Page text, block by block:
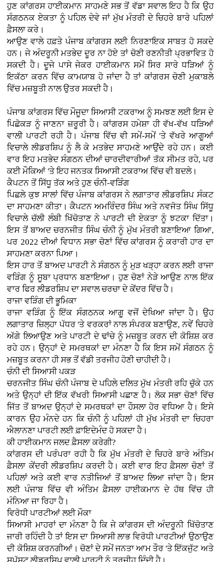
ਹੁਣ ਕਾਂਗਰਸ ਹਾਈਕਮਾਨ ਸਾਹਮਣੇ ਸਭ ਤੋਂ ਵੱਡਾ ਸਵਾਲ ਇਹ ਹੈ ਕਿ ਉਹ
ਸੰਗਠਨਕ ਏਕਤਾ ਨੂੰ ਪਹਿਲ ਦੇਵੇ ਜਾਂ ਮੁੱਖ ਮੰਤਰੀ ਦੇ ਚਿਹਰੇ ਬਾਰੇ ਪਹਿਲਾਂ
ਫ਼ੈਸਲਾ ਕਰੇ।
ਆਉਣ ਵਾਲੇ ਹਫ਼ਤੇ ਪੰਜਾਬ ਕਾਂਗਰਸ ਲਈ ਨਿਰਣਾਇਕ ਸਾਬਤ ਹੋ ਸਕਦੇ
ਹਨ। ਜੇ ਅੰਦਰੂਨੀ ਮਤਭੇਦ ਦੂਰ ਨਾ ਹੋਏ ਤਾਂ ਚੋਣੀ ਰਣਨੀਤੀ ਪ੍ਰਭਾਵਿਤ ਹੋ
ਸਕਦੀ ਹੈ। ਦੂਜੇ ਪਾਸੇ ਜੇਕਰ ਹਾਈਕਮਾਨ ਸਮੇਂ ਸਿਰ ਸਾਰੇ ਧੜਿਆਂ ਨੂੰ
ਇਕੱਠਾ ਕਰਨ ਵਿੱਚ ਕਾਮਯਾਬ ਹੋ ਜਾਂਦਾ ਹੈ ਤਾਂ ਕਾਂਗਰਸ ਚੋਣੀ ਮੁਕਾਬਲੇ
ਵਿੱਚ ਮਜ਼ਬੂਤੀ ਨਾਲ ਉਤਰ ਸਕਦੀ ਹੈ।
ਪੰਜਾਬ ਕਾਂਗਰਸ ਵਿੱਚ ਮੌਜੂਦਾ ਸਿਆਸੀ ਟਕਰਾਅ ਨੂੰ ਸਮਝਣ ਲਈ ਇਸ ਦੇ
ਪਿਛੋਕੜ ਨੂੰ ਜਾਣਨਾ ਜ਼ਰੂਰੀ ਹੈ। ਕਾਂਗਰਸ ਹਮੇਸ਼ਾ ਹੀ ਵੱਖ-ਵੱਖ ਧੜਿਆਂ
ਵਾਲੀ ਪਾਰਟੀ ਰਹੀ ਹੈ। ਪੰਜਾਬ ਵਿੱਚ ਵੀ ਸਮੇਂ-ਸਮੇਂ 'ਤੇ ਵੱਖਰੇ ਆਗੂਆਂ
ਵਿਚਾਲੇ ਲੀਡਰਸ਼ਿਪ ਨੂੰ ਲੈ ਕੇ ਮਤਭੇਦ ਸਾਹਮਣੇ ਆਉਂਦੇ ਰਹੇ ਹਨ। ਕਈ
ਵਾਰ ਇਹ ਮਤਭੇਦ ਸੰਗਠਨ ਦੀਆਂ ਚਾਰਦੀਵਾਰੀਆਂ ਤੱਕ ਸੀਮਤ ਰਹੇ, ਪਰ
ਕਈ ਮੌਕਿਆਂ 'ਤੇ ਇਹ ਜਨਤਕ ਸਿਆਸੀ ਟਕਰਾਅ ਵਿੱਚ ਵੀ ਬਦਲੇ।
ਕੈਪਟਨ ਤੋਂ ਸਿੱਧੂ ਤੱਕ ਅਤੇ ਹੁਣ ਚੰਨੀ-ਵੜਿੰਗ
ਪਿਛਲੇ ਕੁਝ ਸਾਲਾਂ ਵਿੱਚ ਪੰਜਾਬ ਕਾਂਗਰਸ ਨੇ ਲਗਾਤਾਰ ਲੀਡਰਸ਼ਿਪ ਸੰਕਟ
ਦਾ ਸਾਹਮਣਾ ਕੀਤਾ। ਕੈਪਟਨ ਅਮਰਿੰਦਰ ਸਿੰਘ ਅਤੇ ਨਵਜੋਤ ਸਿੰਘ ਸਿੱਧੂ
ਵਿਚਾਲੇ ਚੱਲੀ ਲੰਬੀ ਖਿੱਚੋਤਾਣ ਨੇ ਪਾਰਟੀ ਦੀ ਏਕਤਾ ਨੂੰ ਝਟਕਾ ਦਿੱਤਾ।
ਇਸ ਤੋਂ ਬਾਅਦ ਚਰਨਜੀਤ ਸਿੰਘ ਚੰਨੀ ਨੂੰ ਮੁੱਖ ਮੰਤਰੀ ਬਣਾਇਆ ਗਿਆ,
ਪਰ 2022 ਦੀਆਂ ਵਿਧਾਨ ਸਭਾ ਚੋਣਾਂ ਵਿੱਚ ਕਾਂਗਰਸ ਨੂੰ ਕਰਾਰੀ ਹਾਰ ਦਾ
ਸਾਹਮਣਾ ਕਰਨਾ ਪਿਆ।
ਇਸ ਹਾਰ ਤੋਂ ਬਾਅਦ ਪਾਰਟੀ ਨੇ ਸੰਗਠਨ ਨੂੰ ਮੁੜ ਖੜ੍ਹਾ ਕਰਨ ਲਈ ਰਾਜਾ
ਵੜਿੰਗ ਨੂੰ ਸੂਬਾ ਪ੍ਰਧਾਨ ਬਣਾਇਆ। ਹੁਣ ਚੋਣਾਂ ਨੇੜੇ ਆਉਣ ਨਾਲ ਇੱਕ
ਵਾਰ ਫਿਰ ਲੀਡਰਸ਼ਿਪ ਦਾ ਸਵਾਲ ਚਰਚਾ ਦੇ ਕੇਂਦਰ ਵਿੱਚ ਹੈ।
ਰਾਜਾ ਵੜਿੰਗ ਦੀ ਭੂਮਿਕਾ
ਰਾਜਾ ਵੜਿੰਗ ਨੂੰ ਇੱਕ ਸੰਗਠਨਕ ਆਗੂ ਵਜੋਂ ਦੇਖਿਆ ਜਾਂਦਾ ਹੈ। ਉਹ
ਲਗਾਤਾਰ ਜ਼ਿਲ੍ਹਾ ਪੱਧਰ 'ਤੇ ਵਰਕਰਾਂ ਨਾਲ ਸੰਪਰਕ ਬਣਾਉਣ, ਨਵੇਂ ਚਿਹਰੇ
ਅੱਗੇ ਲਿਆਉਣ ਅਤੇ ਪਾਰਟੀ ਦੇ ਢਾਂਚੇ ਨੂੰ ਮਜ਼ਬੂਤ ਕਰਨ ਦੀ ਕੋਸ਼ਿਸ਼ ਕਰ
ਰਹੇ ਹਨ। ਉਨ੍ਹਾਂ ਦੇ ਸਮਰਥਕਾਂ ਦਾ ਮੰਨਣਾ ਹੈ ਕਿ ਇਸ ਸਮੇਂ ਸੰਗਠਨ ਨੂੰ
ਮਜ਼ਬੂਤ ਕਰਨਾ ਹੀ ਸਭ ਤੋਂ ਵੱਡੀ ਤਰਜੀਹ ਹੋਣੀ ਚਾਹੀਦੀ ਹੈ।
ਚੰਨੀ ਦੀ ਸਿਆਸੀ ਪਕੜ
ਚਰਨਜੀਤ ਸਿੰਘ ਚੰਨੀ ਪੰਜਾਬ ਦੇ ਪਹਿਲੇ ਦਲਿਤ ਮੁੱਖ ਮੰਤਰੀ ਰਹਿ ਚੁੱਕੇ ਹਨ
ਅਤੇ ਉਨ੍ਹਾਂ ਦੀ ਇੱਕ ਵੱਖਰੀ ਸਿਆਸੀ ਪਛਾਣ ਹੈ। ਲੋਕ ਸਭਾ ਚੋਣਾਂ ਵਿੱਚ
ਜਿੱਤ ਤੋਂ ਬਾਅਦ ਉਨ੍ਹਾਂ ਦੇ ਸਮਰਥਕਾਂ ਦਾ ਹੌਸਲਾ ਹੋਰ ਵਧਿਆ ਹੈ। ਇਸੇ
ਕਾਰਨ ਉਹ ਮੰਨਦੇ ਹਨ ਕਿ ਚੰਨੀ ਨੂੰ ਪਹਿਲਾਂ ਹੀ ਮੁੱਖ ਮੰਤਰੀ ਦਾ ਚਿਹਰਾ
ਐਲਾਨਣਾ ਪਾਰਟੀ ਲਈ ਫ਼ਾਇਦੇਮੰਦ ਹੋ ਸਕਦਾ ਹੈ।
ਕੀ ਹਾਈਕਮਾਨ ਜਲਦ ਫ਼ੈਸਲਾ ਕਰੇਗੀ?
ਕਾਂਗਰਸ ਦੀ ਪਰੰਪਰਾ ਰਹੀ ਹੈ ਕਿ ਮੁੱਖ ਮੰਤਰੀ ਦੇ ਚਿਹਰੇ ਬਾਰੇ ਅੰਤਿਮ
ਫ਼ੈਸਲਾ ਕੇਂਦਰੀ ਲੀਡਰਸ਼ਿਪ ਕਰਦੀ ਹੈ। ਕਈ ਵਾਰ ਇਹ ਫ਼ੈਸਲਾ ਚੋਣਾਂ ਤੋਂ
ਪਹਿਲਾਂ ਅਤੇ ਕਈ ਵਾਰ ਨਤੀਜਿਆਂ ਤੋਂ ਬਾਅਦ ਲਿਆ ਜਾਂਦਾ ਹੈ। ਇਸ
ਲਈ ਪੰਜਾਬ ਵਿੱਚ ਵੀ ਅੰਤਿਮ ਫ਼ੈਸਲਾ ਹਾਈਕਮਾਨ ਦੇ ਹੱਥ ਵਿੱਚ ਹੀ
ਮੰਨਿਆ ਜਾ ਰਿਹਾ ਹੈ।
ਵਿਰੋਧੀ ਪਾਰਟੀਆਂ ਲਈ ਮੌਕਾ
ਸਿਆਸੀ ਮਾਹਰਾਂ ਦਾ ਮੰਨਣਾ ਹੈ ਕਿ ਜੇ ਕਾਂਗਰਸ ਦੀ ਅੰਦਰੂਨੀ ਖਿੱਚੋਤਾਣ
ਜਾਰੀ ਰਹਿੰਦੀ ਹੈ ਤਾਂ ਇਸ ਦਾ ਸਿਆਸੀ ਲਾਭ ਵਿਰੋਧੀ ਪਾਰਟੀਆਂ ਉਠਾਉਣ
ਦੀ ਕੋਸ਼ਿਸ਼ ਕਰਨਗੀਆਂ। ਚੋਣਾਂ ਦੇ ਸਮੇਂ ਜਨਤਾ ਆਮ ਤੌਰ 'ਤੇ ਇੱਕਜੁੱਟ ਅਤੇ